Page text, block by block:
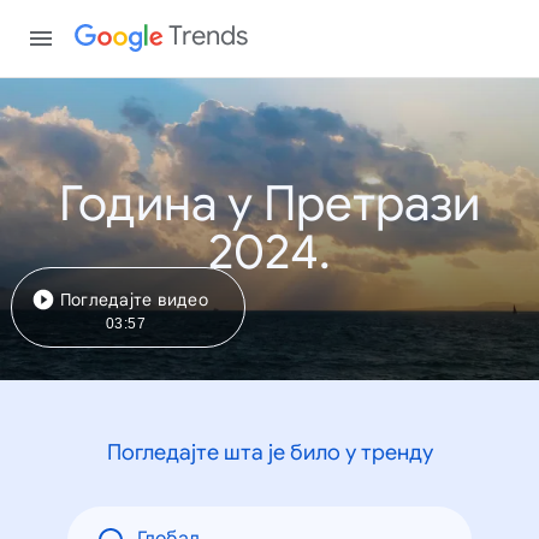
Trends
Година у Претрази
2024.
Погледајте видео
03:57
Погледајте шта је било у тренду